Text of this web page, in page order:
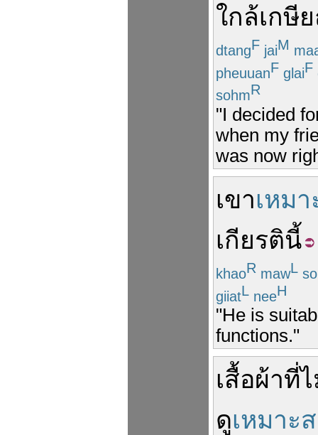
ใกล้เกษี
dtangF jaiM
pheuuanF glaiF
sohmR
"I decided
when my
was now
เขาเหม
เกียรตินี้
khaoR mawL
giiatL neeH
"He is
functions."
เสื้อผ้าที่
ดูเหมาะ